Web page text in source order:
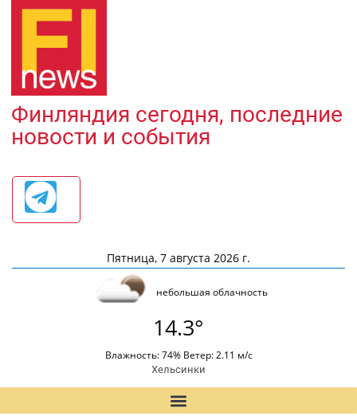
Финляндия сегодня, последние
новости и события
Пятница, 7 августа 2026 г.
небольшая облачность
14.3°
Влажность: 74% Ветер: 2.11 м/с
Хельсинки